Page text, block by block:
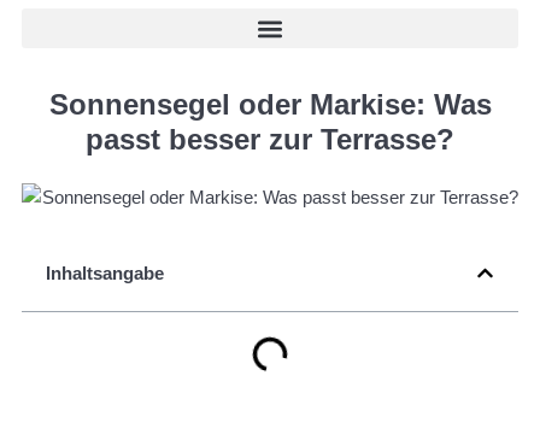
Sonnensegel oder Markise: Was
passt besser zur Terrasse?
Inhaltsangabe